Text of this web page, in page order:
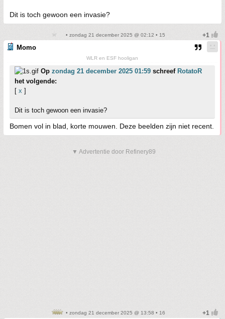
Dit is toch gewoon een invasie?
• zondag 21 december 2025 @ 02:12 • 15
Momo
WLR en ESF hooligan
Op zondag 21 december 2025 01:59 schreef RotatoR
het volgende:
[ x ]
Dit is toch gewoon een invasie?
Bomen vol in blad, korte mouwen. Deze beelden zijn niet recent.
▼ Advertentie door Refinery89
• zondag 21 december 2025 @ 13:58 • 16